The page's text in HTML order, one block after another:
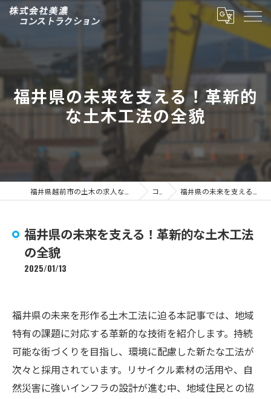
福井県の未来を支える！革新的
な土木工法の全貌
コラム 福井県の未来を支える！革新的な土木工法の全貌
福井県の未来を支える！革新的な土木工法
の全貌
2025/01/13
福井県の未来を形作る土木工法に迫る本記事では、地域
特有の課題に対応する革新的な技術を紹介します。持続
可能な街づくりを目指し、環境に配慮した新たな工法が
次々と採用されています。リサイクル素材の活用や、自
然災害に強いインフラの設計が進む中、地域住民との協